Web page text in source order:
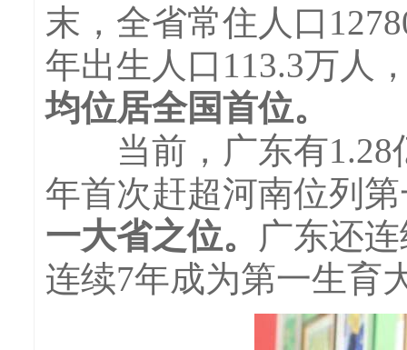
末，全省常住人口
年出生人口113.3万人
均位居全国首位。
当前，广东有1.28
年首次赶超河南位列
一大省之位。 广东还
连续7年成为第一生育